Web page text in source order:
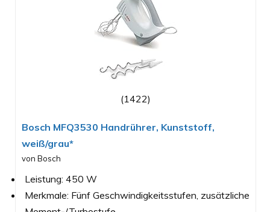
(1422)
Bosch MFQ3530 Handrührer, Kunststoff,
weiß/grau*
von Bosch
Leistung: 450 W
Merkmale: Fünf Geschwindigkeitsstufen, zusätzliche